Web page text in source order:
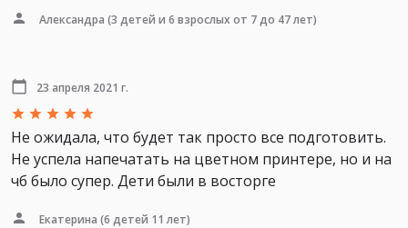
Александра (3 детей и 6 взрослых от 7 до 47 лет)
23 апреля 2021 г.
Не ожидала, что будет так просто все подготовить.
Не успела напечатать на цветном принтере, но и на
чб было супер. Дети были в восторге
Екатерина (6 детей 11 лет)